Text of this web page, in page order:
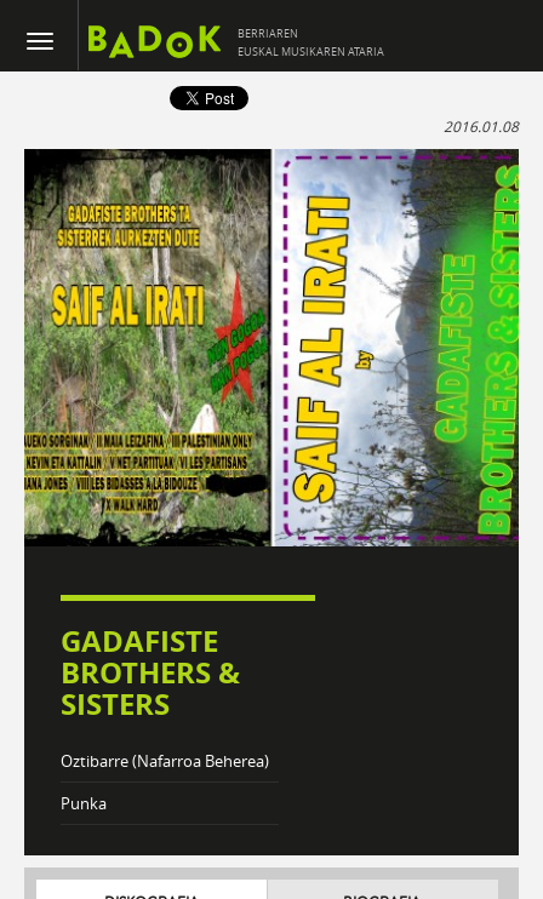
BERRIAREN
EUSKAL MUSIKAREN ATARIA
2016.01.08
GADAFISTE
BROTHERS &
SISTERS
Oztibarre (Nafarroa Beherea)
Punka